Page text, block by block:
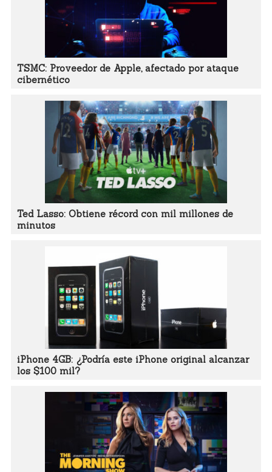
TSMC: Proveedor de Apple, afectado por ataque
cibernético
Ted Lasso: Obtiene récord con mil millones de
minutos
iPhone 4GB: ¿Podría este iPhone original alcanzar
los $100 mil?